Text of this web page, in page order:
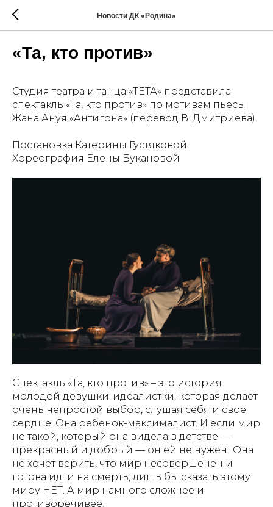
Новости ДК «Родина»
«Та, кто против»
Студия театра и танца «ТЕТА» представила
спектакль «Та, кто против» по мотивам пьесы
Жана Ануя «Антигона» (перевод В. Дмитриева).
Постановка Катерины Густяковой
Хореография Елены Букановой
Спектакль «Та, кто против» – это история
молодой девушки-идеалистки, которая делает
очень непростой выбор, слушая себя и свое
сердце. Она ребенок-максималист. И если мир
не такой, который она видела в детстве —
прекрасный и добрый — он ей не нужен! Она
не хочет верить, что мир несовершенен и
готова идти на смерть, лишь бы сказать этому
миру НЕТ. А мир намного сложнее и
противоречивее.